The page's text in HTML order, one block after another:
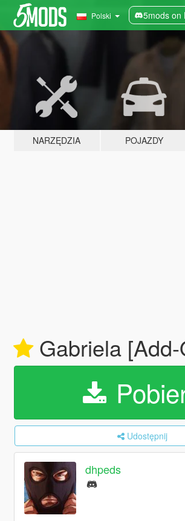
Polski 5mods on
NARZĘDZIA POJAZDY
Gabriela [Add-
Udostępnij
dhpeds